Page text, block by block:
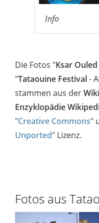
Info
Die Fotos "Ksar
"Tataouine Festival-
stammen aus der
Enzyklopädie
"Creative Commons"
Unported" Lizenz.
Fotos aus